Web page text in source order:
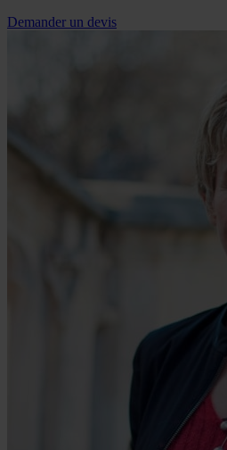
Demander un devis